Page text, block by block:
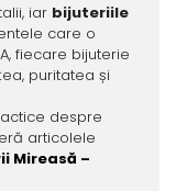
iar bijuteriile
care o
fiecare bijuterie
puritatea și
despre
articolele
Mireasă –